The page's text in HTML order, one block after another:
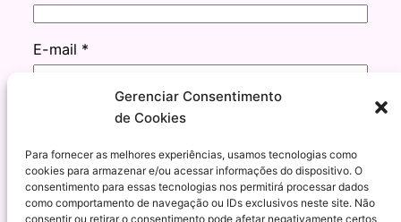
Gerenciar Consentimento
de Cookies
Para fornecer as melhores experiências, usamos tecnologias como
cookies para armazenar e/ou acessar informações do dispositivo. O
consentimento para essas tecnologias nos permitirá processar dados
como comportamento de navegação ou IDs exclusivos neste site. Não
consentir ou retirar o consentimento pode afetar negativamente certos
E-mail *